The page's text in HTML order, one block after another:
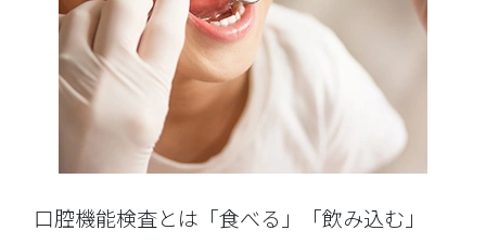
口腔機能検査とは「食べる」「飲み込む」